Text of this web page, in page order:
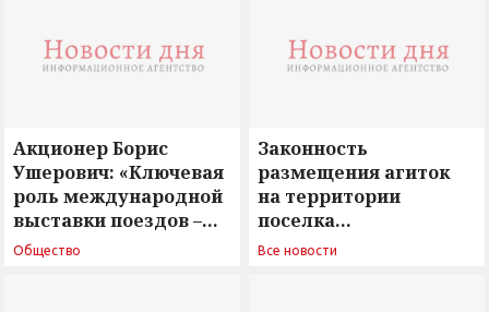
Акционер Борис
Ушерович: «Ключевая
роль международной
выставки поездов –
поиск ответов на
Общество
Законность
размещения агиток
на территории
поселка
Новосергиевка
Все новости